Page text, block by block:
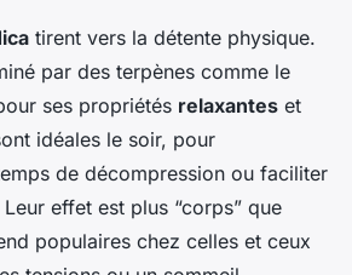
tirent vers la détente physique.
par des terpènes comme le
ses propriétés relaxantes et
idéales le soir, pour
de décompression ou faciliter
Leur effet est plus “corps” que
populaires chez celles et ceux